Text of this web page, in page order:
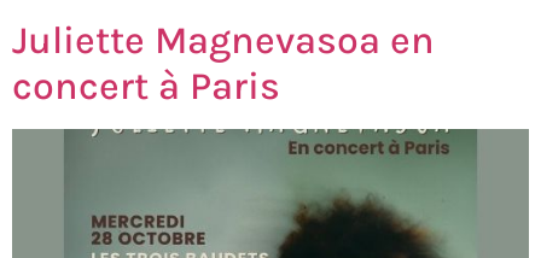
Juliette Magnevasoa en
concert à Paris